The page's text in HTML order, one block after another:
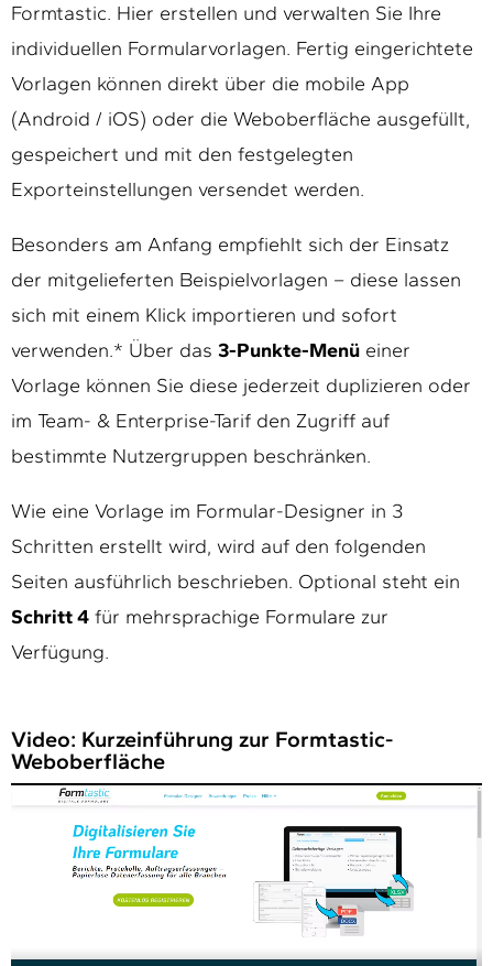
Formtastic. Hier erstellen und verwalten Sie Ihre
individuellen Formularvorlagen. Fertig eingerichtete
Vorlagen können direkt über die mobile App
(Android / iOS) oder die Weboberfläche ausgefüllt,
gespeichert und mit den festgelegten
Exporteinstellungen versendet werden.
Besonders am Anfang empfiehlt sich der Einsatz
der mitgelieferten Beispielvorlagen – diese lassen
sich mit einem Klick importieren und sofort
verwenden.* Über das 3-Punkte-Menü einer
Vorlage können Sie diese jederzeit duplizieren oder
im Team- & Enterprise-Tarif den Zugriff auf
bestimmte Nutzergruppen beschränken.
Wie eine Vorlage im Formular-Designer in 3
Schritten erstellt wird, wird auf den folgenden
Seiten ausführlich beschrieben. Optional steht ein
Schritt 4 für mehrsprachige Formulare zur
Verfügung.
Video: Kurzeinführung zur Formtastic-
Weboberfläche